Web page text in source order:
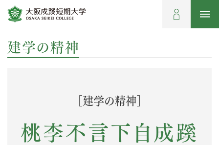
建学の精神
［建学の精神］
桃李不言下自成蹊